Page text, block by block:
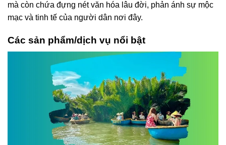
mà còn chứa đựng nét văn hóa lâu đời, phản ánh sự mộc
mạc và tinh tế của người dân nơi đây.
Các sản phẩm/dịch vụ nổi bật